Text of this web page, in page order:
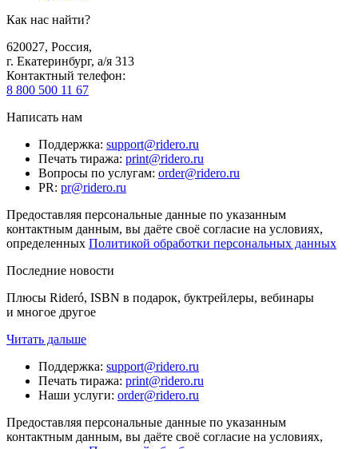
Как нас найти?
620027, Россия,
г. Екатеринбург, а/я 313
Контактный телефон:
8 800 500 11 67
Написать нам
Поддержка: support@ridero.ru
Печать тиража: print@ridero.ru
Вопросы по услугам: order@ridero.ru
PR: pr@ridero.ru
Предоставляя персональные данные по указанным
контактным данным, вы даёте своё согласие на условиях,
определенных Политикой обработки персональных данных
Последние новости
Плюсы Rideró, ISBN в подарок, буктрейлеры, вебинары
и многое другое
Читать дальше
Поддержка: support@ridero.ru
Печать тиража: print@ridero.ru
Наши услуги: order@ridero.ru
Предоставляя персональные данные по указанным
контактным данным, вы даёте своё согласие на условиях,